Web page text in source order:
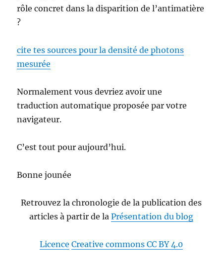
rôle concret dans la disparition de l’antimatière
?
cite tes sources pour la densité de photons
mesurée
Normalement vous devriez avoir une
traduction automatique proposée par votre
navigateur.
C’est tout pour aujourd’hui.
Bonne jounée
Retrouvez la chronologie de la publication des
articles à partir de la Présentation du blog
Licence Creative commons CC BY 4.0